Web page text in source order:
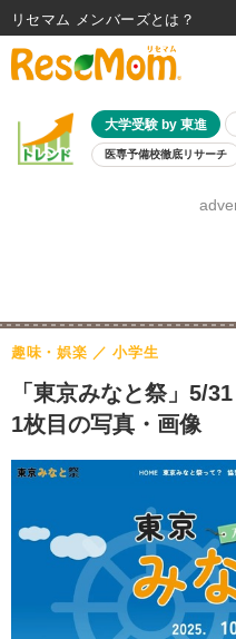
大学受験 by 東進
医専予備校徹底リサーチ
8月開催学
「東京みなと祭」5/
1枚目の写真・画像
趣味・娯楽 小学生
リセマム メンバーズ